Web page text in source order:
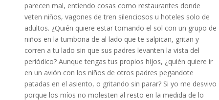
parecen mal, entiendo cosas como restaurantes donde
veten niños, vagones de tren silenciosos u hoteles solo de
adultos. ¿Quién quiere estar tomando el sol con un grupo de
niños en la tumbona de al lado que te salpican, gritan y
corren a tu lado sin que sus padres levanten la vista del
periódico? Aunque tengas tus propios hijos, ¿quién quiere ir
en un avión con los niños de otros padres pegandote
patadas en el asiento, o gritando sin parar? Si yo me desvivo
porque los míos no molesten al resto en la medida de lo